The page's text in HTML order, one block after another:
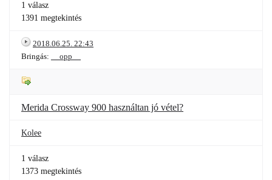
1 válasz
1391 megtekintés
2018.06.25. 22:43
Bringás:
__opp__
Merida Crossway 900 használtan jó vétel?
Kolee
1 válasz
1373 megtekintés